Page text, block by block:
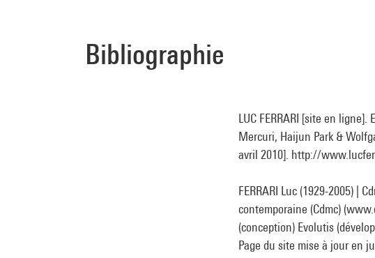
Bibliographie
LUC FERRARI [site en
Mercuri, Haijun Park &
avril 2010]. http://
FERRARI Luc (1929-2005) |
contemporaine (Cdmc)
(conception) Evolutis
Page du site mise à jour en